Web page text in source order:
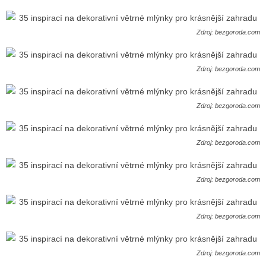
Zdroj: bezgoroda.com
Zdroj: bezgoroda.com
Zdroj: bezgoroda.com
Zdroj: bezgoroda.com
Zdroj: bezgoroda.com
Zdroj: bezgoroda.com
Zdroj: bezgoroda.com